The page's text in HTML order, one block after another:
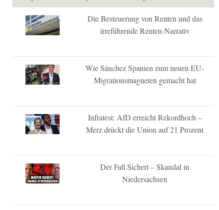
Die Besteuerung von Renten und das
irreführende Renten-Narrativ
Wie Sánchez Spanien zum neuen EU-
Migrationsmagneten gemacht hat
Infratest: AfD erreicht Rekordhoch –
Merz drückt die Union auf 21 Prozent
Der Fall Sichert – Skandal in
Niedersachsen